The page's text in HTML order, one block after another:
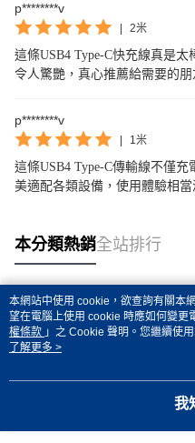
p********v
2米
這條USB4 Type-C快充線真是
令人驚艷，真心推薦給需要的朋
p********v
1米
這條USB4 Type-C傳輸線不僅
美適配各類設備，使用體驗相當
本分類熱銷全站排行
熱門標籤
本網站中使用 cookie，欲查詢有關本
望在電腦上使用 cookie 時應如何變更
權條款 」之 Cookie 聲明。您繼續使
用條款之 Cookie 聲明使用 cookie。
了解更多 >
我